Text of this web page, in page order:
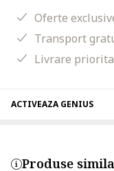
Oferte
Transport
Livrare
ACTIVEAZA GENIUS
Produse